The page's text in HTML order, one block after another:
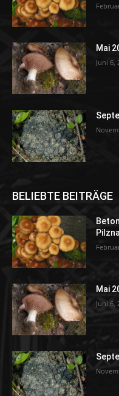
Mai
Juni 6,
BELIEBTE BEITRÄGE
Mai
Juni 6,